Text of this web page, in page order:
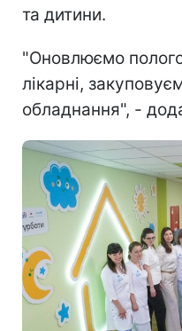
та дитини.
"Оновлюємо
лікарні,
обладнання", -